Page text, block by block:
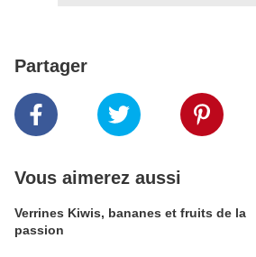
Partager
Vous aimerez aussi
Verrines Kiwis, bananes et fruits de la
passion